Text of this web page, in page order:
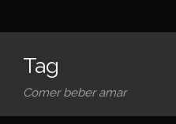
Tag
Comer beber amar